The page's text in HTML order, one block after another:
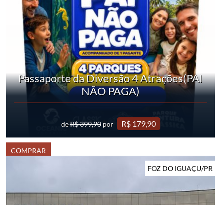
Passaporte da Diversão 4 Atrações(PAI
NÃO PAGA)
deR$ 399,90 por R$ 179,90
COMPRAR
FOZ DO IGUAÇU/PR